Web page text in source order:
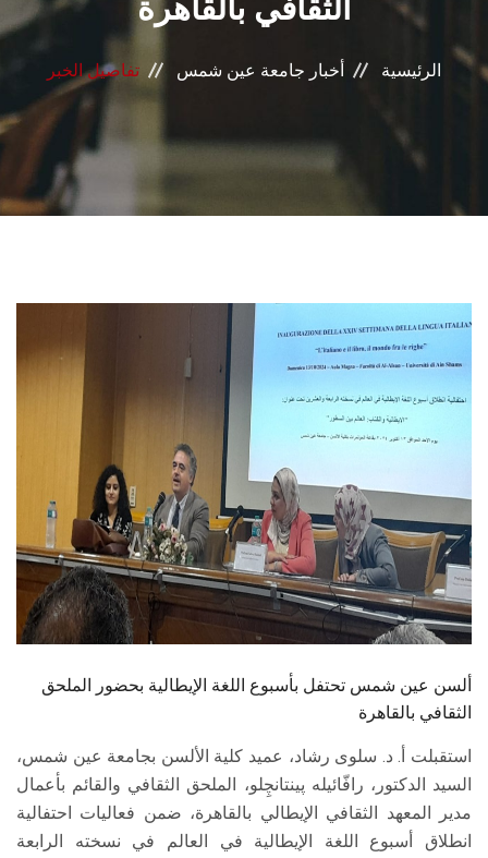
المراكز والوحدات
الأنظمة الذكية
الطلاب
هيئة التدريس
الدراسات العليا
الخريجين
الموظفون
الزائـرون
الثقافي بالقاهرة
الرئيسية أخبار جامعة عين شمس تفاصيل الخبر
ألسن عين شمس تحتفل بأسبوع اللغة الإيطالية بحضور الملحق
الثقافي بالقاهرة
استقبلت أ. د. سلوى رشاد، عميد كلية الألسن بجامعة عين شمس،
السيد الدكتور، رافّائيله پينتانچِلو، الملحق الثقافي والقائم بأعمال
مدير المعهد الثقافي الإيطالي بالقاهرة، ضمن فعاليات احتفالية
انطلاق أسبوع اللغة الإيطالية في العالم في نسخته الرابعة